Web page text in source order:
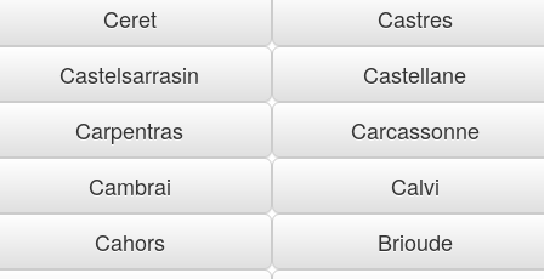
Ceret
Castres
Castelsarrasin
Castellane
Carpentras
Carcassonne
Cambrai
Calvi
Cahors
Brioude